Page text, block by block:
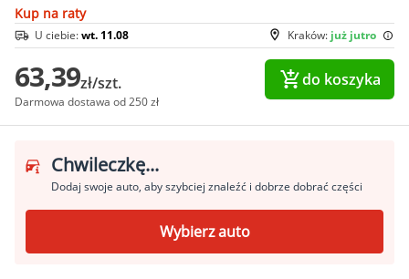
Kup na raty
Kraków: już jutro
U ciebie:wt. 11.08
63,39zł/szt.
Darmowa dostawa od 250 zł
do koszyka
Chwileczkę...
Dodaj swoje auto, aby szybciej znaleźć i dobrze dobrać części
Wybierz auto